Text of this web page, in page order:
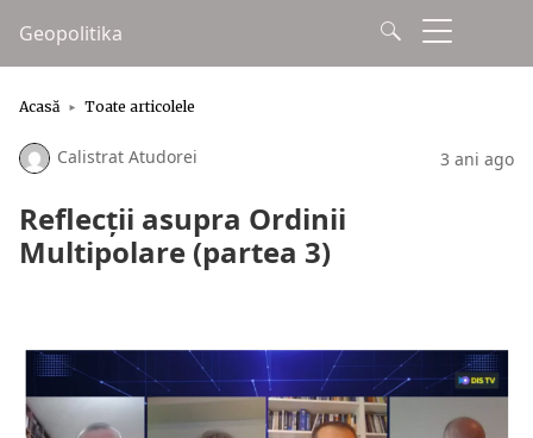
Geopolitika
Acasă Toate articolele
Calistrat Atudorei 3 ani ago
Reflecții asupra Ordinii
Multipolare (partea 3)